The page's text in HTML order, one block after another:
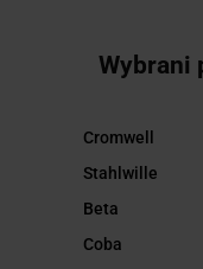
Wybrani
Cromwell
Stahlwille
Beta
Coba